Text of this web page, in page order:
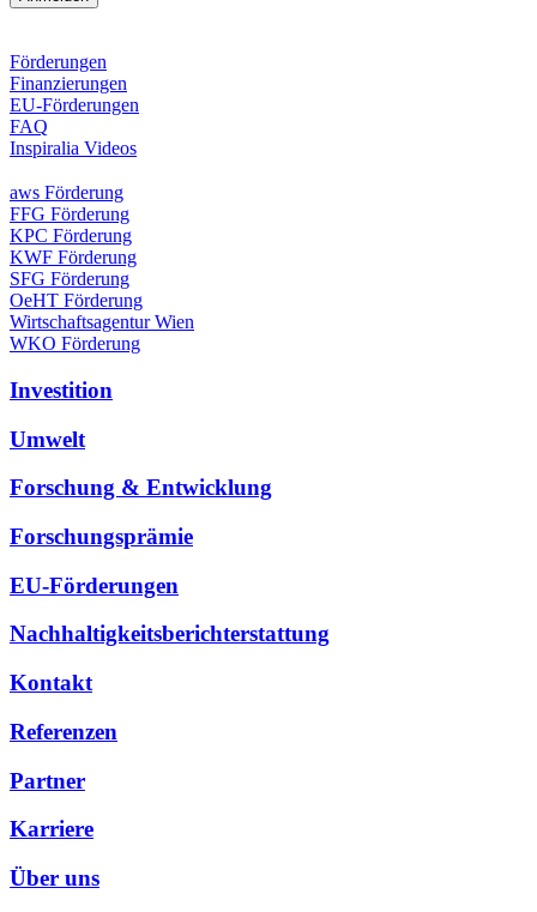
Förderungen
Finanzierungen
EU-Förderungen
FAQ
Inspiralia Videos
aws Förderung
FFG Förderung
KPC Förderung
KWF Förderung
SFG Förderung
OeHT Förderung
Wirtschaftsagentur Wien
WKO Förderung
Investition
Umwelt
Forschung & Entwicklung
Forschungsprämie
EU-Förderungen
Nachhaltigkeitsberichterstattung
Kontakt
Referenzen
Partner
Karriere
Über uns